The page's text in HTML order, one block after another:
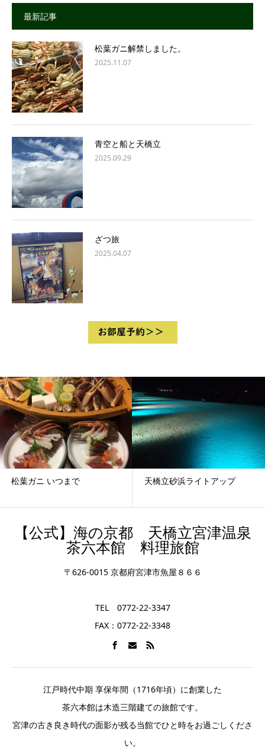
最新記事
松葉ガニ解禁しました。
2025.11.07
青空と船と天橋立
2025.09.29
ざつ旅
2025.04.07
松葉ガニ いつまで 天橋立砂浜ライトアップ
【公式】海の京都 天橋立宮津温泉
茶六本館 料理旅館
〒626-0015 京都府宮津市魚屋８６６
TEL 0772-22-3347
FAX：0772-22-3348
江戸時代中期 享保年間（1716年頃）に創業した
茶六本館は木造三階建ての旅館です。
宮津の古き良き時代の面影が残る当館でひと時をお過ごしくださ
い。